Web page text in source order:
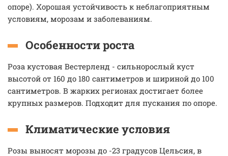
опоре). Хорошая устойчивость к неблагоприятным
условиям, морозам и заболеваниям.
Особенности роста
Роза кустовая Вестерленд - сильнорослый куст
высотой от 160 до 180 сантиметров и шириной до 100
сантиметров. В жарких регионах достигает более
крупных размеров. Подходит для пускания по опоре.
Климатические условия
Розы выносят морозы до -23 градусов Цельсия, в